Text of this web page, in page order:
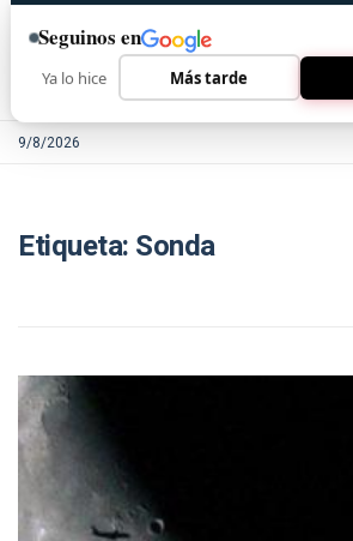
9/8/2026
Etiqueta: Sonda
Seguinos en
Ya lo hice Más tarde